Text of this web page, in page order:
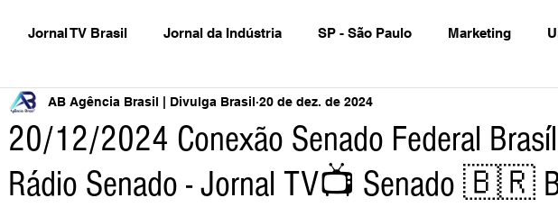
Jornal TV Brasil Jornal da Indústria SP - São Paulo Marketing
Governo Federal Estadual Municipal Vendas Oferta
do Brasil News Acidente Falecimento Aniversário Serviços
20/12/2024 Conexão Senado Federal
Rádio Senado - Jornal TV📺 Senado 🇧🇷
AB Agência Brasil | Divulga Brasil 20 de dez. de 2024